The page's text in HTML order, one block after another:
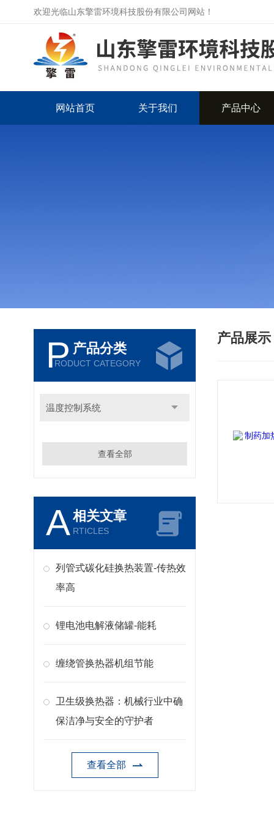
欢迎光临山东擎雷环境科技股份有限公司网站！
网站首页 关于我们 产品中心
P 产品分类
RODUCT CATEGORY
温度控制系统
查看全部
A相关文章
RTICLES
列管式碳化硅换热装置-传热效
率高
锂电池电解液储罐-能耗
缠绕管换热器机组节能
卫生级换热器：机械行业中确
保洁净与安全的守护者
查看全部
产品展示